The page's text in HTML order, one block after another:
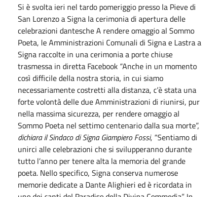
Si è svolta ieri nel tardo pomeriggio presso la Pieve di
San Lorenzo a Signa la cerimonia di apertura delle
celebrazioni dantesche A rendere omaggio al Sommo
Poeta, le Amministrazioni Comunali di Signa e Lastra a
Signa raccolte in una cerimonia a porte chiuse
trasmessa in diretta Facebook “Anche in un momento
così difficile della nostra storia, in cui siamo
necessariamente costretti alla distanza, c’è stata una
forte volontà delle due Amministrazioni di riunirsi, pur
nella massima sicurezza, per rendere omaggio al
Sommo Poeta nel settimo centenario dalla sua morte”,
dichiara il Sindaco di Signa Giampiero Fossi, “Sentiamo di
unirci alle celebrazioni che si svilupperanno durante
tutto l’anno per tenere alta la memoria del grande
poeta. Nello specifico, Signa conserva numerose
memorie dedicate a Dante Alighieri ed è ricordata in